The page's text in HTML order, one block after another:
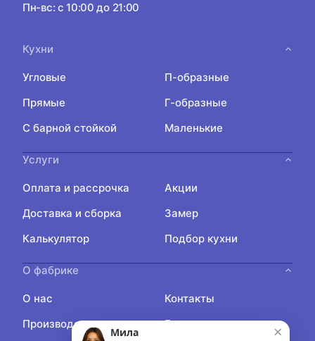
Пн-вс: с 10:00 до 21:00
Кухни
Угловые
П-образные
Прямые
Г-образные
С барной стойкой
Маленькие
Услуги
Оплата и рассрочка
Акции
Доставка и сборка
Замер
Калькулятор
Подбор кухни
О фабрике
О нас
Контакты
Производство
Блог ×
Мила